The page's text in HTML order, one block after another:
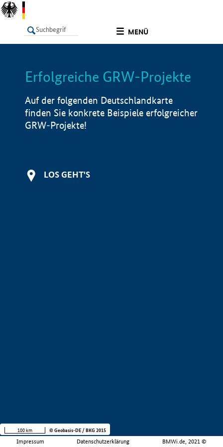
MENÜ
LISTE Info
Erfolgreiche GRW-Projekte
Auf der folgenden Deutschlandkarte
finden Sie konkrete Beispiele erfolgreicher
GRW-Projekte!
LOS GEHT'S
Impressum Datenschutzerklärung BMWi.de, 2021 ©
100 km © Geobasis-DE / BKG 2015